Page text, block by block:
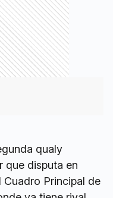
qualy
que disputa en
Cuadro Principal de